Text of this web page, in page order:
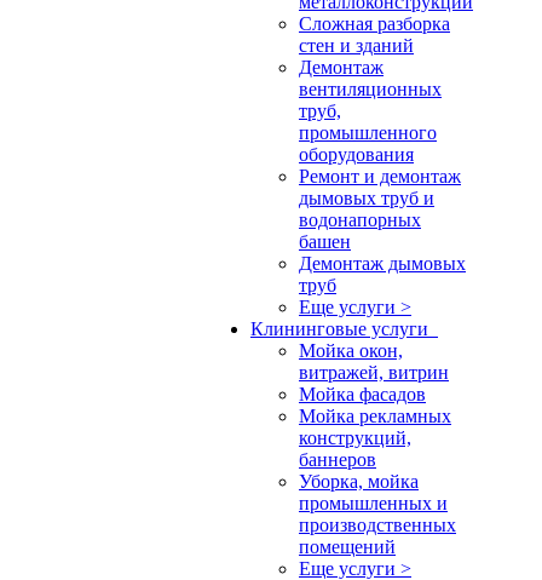
Сложная разборка
стен и зданий
Демонтаж
вентиляционных
труб,
промышленного
оборудования
Ремонт и демонтаж
дымовых труб и
водонапорных
башен
Демонтаж дымовых
труб
Еще услуги >
Клининговые услуги
Мойка окон,
витражей, витрин
Мойка фасадов
Мойка рекламных
конструкций,
баннеров
Уборка, мойка
промышленных и
производственных
помещений
Еще услуги >